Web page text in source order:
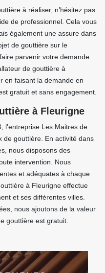
à réaliser, n’hésitez pas
de professionnel. Cela vous
également une assure dans
de gouttière sur le
parvenir votre demande
de gouttière à
en faisant la demande en
gratuit et sans engagement.
à Fleurigne
l’entreprise Les Maitres de
de gouttière. En activité dans
nous disposons des
intervention. Nous
et adéquates à chaque
à Fleurigne effectue
et ses différentes villes.
nous ajoutons de la valeur
gouttière est gratuit.